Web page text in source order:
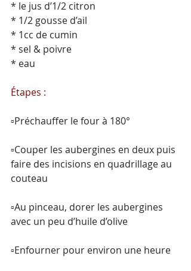
* le jus d’1/2 citron
* 1/2 gousse d’ail
* 1cc de cumin
* sel & poivre
* eau
Étapes :
▫️Préchauffer le four à 180°
▫️Couper les aubergines en deux puis
faire des incisions en quadrillage au
couteau
▫️Au pinceau, dorer les aubergines
avec un peu d’huile d’olive
▫️Enfourner pour environ une heure